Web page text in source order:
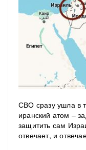
СВО сразу ушла в
иранский атом –
защитить сам
отвечает, и